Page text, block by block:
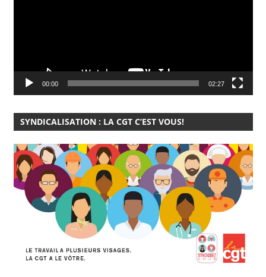
00:00 02:27
SYNDICALISATION : LA CGT C’EST VOUS!